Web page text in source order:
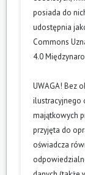
posiada do
udostępnia
Commons
4.0
UWAGA! Bez
ilustracyjnego
majątkowych
przyjęta do
oświadcza